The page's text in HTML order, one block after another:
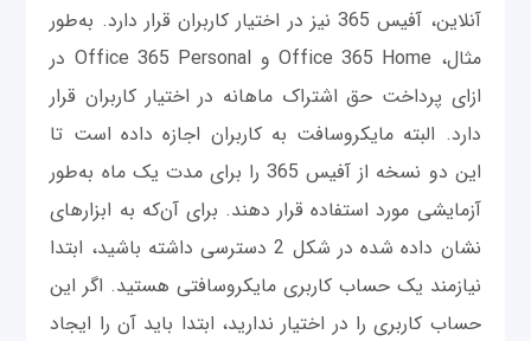
آنلاین، آفیس 365 نیز در اختیار کاربران قرار دارد. به‌طور
مثال، Office 365 Home و Office 365 Personal در
ازای پرداخت حق اشتراک ماهانه در اختیار کاربران قرار
دارد. البته مایکروسافت به کاربران اجازه داده است تا
این دو نسخه از آفیس 365 را برای مدت یک ماه به‌طور
آزمایشی مورد استفاده قرار دهند. برای آن‌که به ابزارهای
نشان داده شده در شکل 2 دسترسی داشته باشید، ابتدا
نیازمند یک حساب‌ کاربری مایکروسافتی هستید. اگر این
حساب ‌کاربری را در اختیار ندارید، ابتدا باید آن‌ را ایجاد